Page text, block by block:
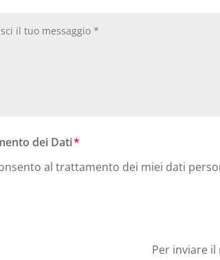
dei Dati
al trattamento dei miei dati
Per inviare